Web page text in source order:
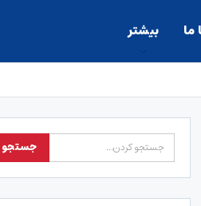
بیشتر